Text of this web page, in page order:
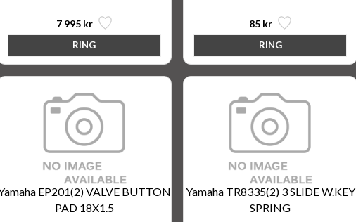
7 995 kr 85 kr
EP201(2) VALVE BUTTON
PAD 18X1.5
Yamaha TR8335(2) 3 SLIDE W.KEY
SPRING